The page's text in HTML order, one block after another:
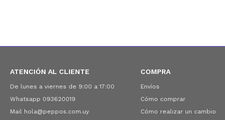
ATENCIÓN AL CLIENTE
De lunes a viernes de 9:00 a 17:00
Whatsapp 093620019
Mail hola@peppos.com.uy
COMPRA
Envíos
Cómo comprar
Cómo realizar un cambio